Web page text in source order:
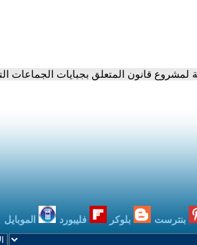
لمشروع قانون المتعلق بجبايات الجماعات
بنترست بلوكر فليبورد الموبايل